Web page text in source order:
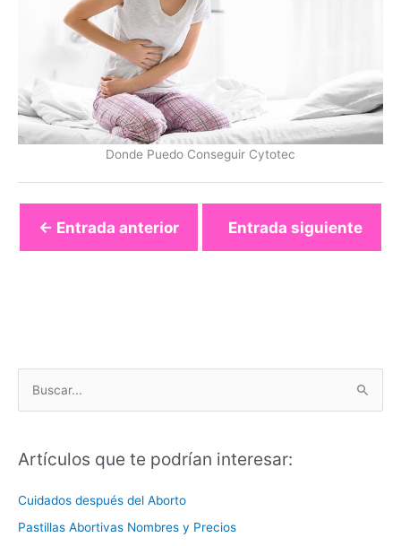
Donde Puedo Conseguir Cytotec
← Entrada anterior
Entrada siguiente
c
Artículos que te podrían interesar:
Cuidados después del Aborto
Pastillas Abortivas Nombres y Precios